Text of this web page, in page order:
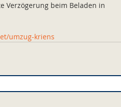
Verzögerung beim Beladen in
umzug-kriens